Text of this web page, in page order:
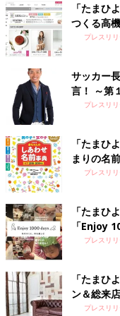
「たまひ
つくる高
プレスリ
サッカー
言！ ～第
に就任～
プレスリ
「たまひ
まりの名
短縮化”
プレスリ
「たまひ
「Enjoy
ンとあわ
プレスリ
「たまひ
ン＆総来
ンを実施
プレスリ